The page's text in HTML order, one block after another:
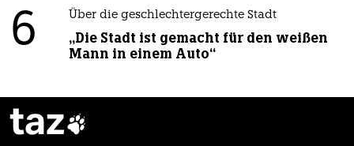
6 Über die geschlechtergerechte Stadt
„Die Stadt ist gemacht für den weißen
Mann in einem Auto“
taz